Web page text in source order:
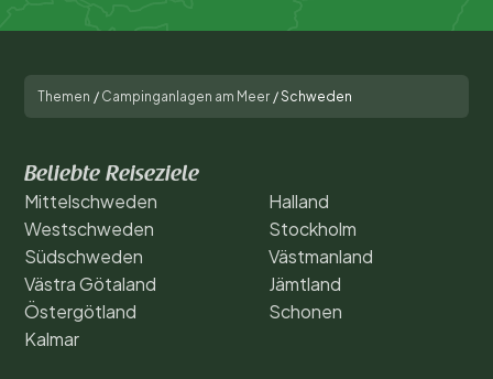
Unterkunftstyp
Allgemein
Sport und Freizeit
Themen / Campinganlagen am Meer /Schweden
Beliebte Reiseziele
Mittelschweden
Westschweden
Südschweden
Västra Götaland
Östergötland
Kalmar
Halland
Stockholm
Västmanland
Jämtland
Schonen